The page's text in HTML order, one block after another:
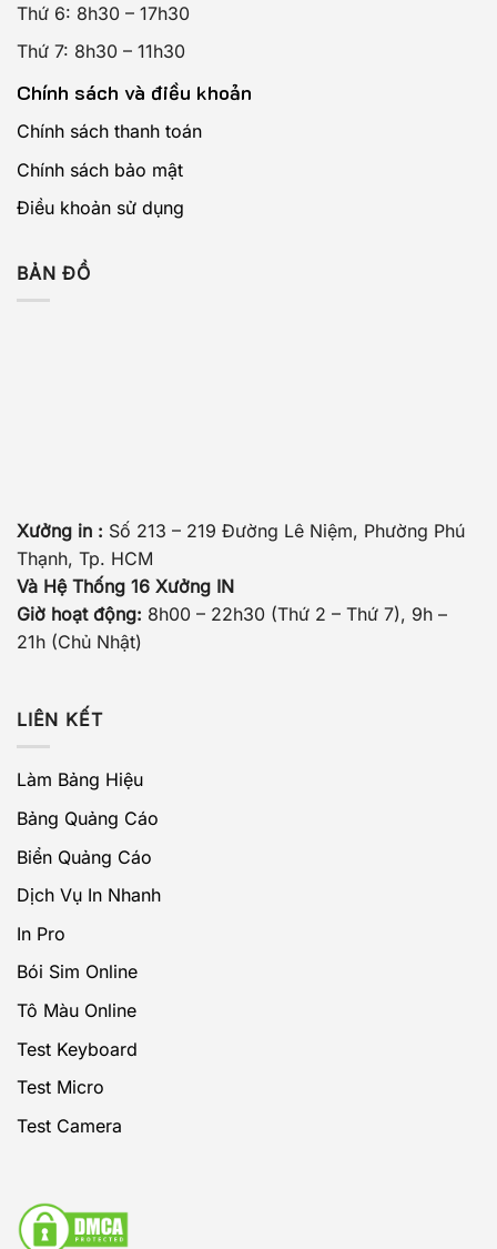
Thứ 6: 8h30 – 17h30
Thứ 7: 8h30 – 11h30
Chính sách và điều khoản
Chính sách thanh toán
Chính sách bảo mật
Điều khoản sử dụng
BẢN ĐỒ
Xưởng in : Số 213 – 219 Đường Lê Niệm, Phường Phú
Thạnh, Tp. HCM
Và Hệ Thống 16 Xưởng IN
Giờ hoạt động: 8h00 – 22h30 (Thứ 2 – Thứ 7), 9h –
21h (Chủ Nhật)
LIÊN KẾT
Làm Bảng Hiệu
Bảng Quảng Cáo
Biển Quảng Cáo
Dịch Vụ In Nhanh
In Pro
Bói Sim Online
Tô Màu Online
Test Keyboard
Test Micro
Test Camera